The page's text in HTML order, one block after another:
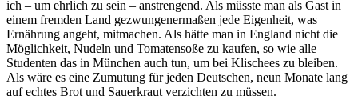
ich – um ehrlich zu sein – anstrengend. Als müsste man als Gast in
einem fremden Land gezwungenermaßen jede Eigenheit, was
Ernährung angeht, mitmachen. Als hätte man in England nicht die
Möglichkeit, Nudeln und Tomatensoße zu kaufen, so wie alle
Studenten das in München auch tun, um bei Klischees zu bleiben.
Als wäre es eine Zumutung für jeden Deutschen, neun Monate lang
auf echtes Brot und Sauerkraut verzichten zu müssen.